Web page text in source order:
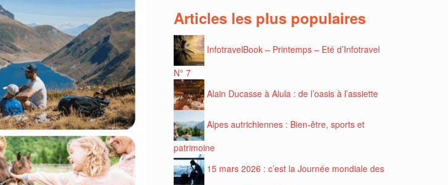
Articles les plus populaires
InfotravelBook – Printemps – Eté d’Infotravel
N° 7
Alain Ducasse à Alula : de l’oasis à l’assiette
Alpes autrichiennes : Bien-être, sports et
patrimoine
15 mars 2026 : c’est la Journée mondiale des